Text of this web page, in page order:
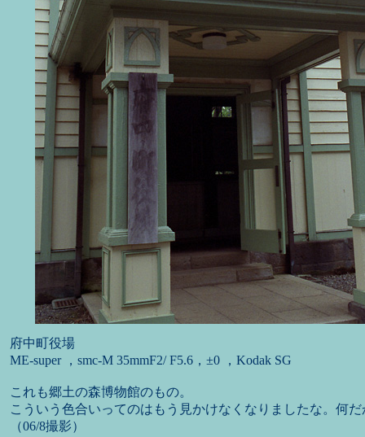
府中町役場
ME-super ，smc-M 35mmF2/ F5.6，±0 ，Kodak SG
これも郷土の森博物館のもの。
こういう色合いってのはもう見かけなくなりましたな。何
（06/8撮影）